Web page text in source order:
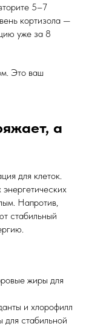
5–7
кортизола —
уже за 8
Это ваш
а
для клеток.
Напротив,
стабильный
жиры для
и хлорофилл
стабильной